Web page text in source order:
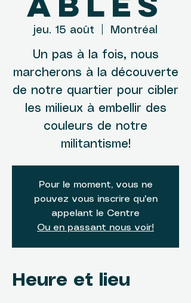
jeu. 15 août Montréal
Un pas à la fois, nous
marcherons à la découverte
de notre quartier pour cibler
les milieux à embellir des
couleurs de notre
militantisme!
Pour le moment, vous ne
pouvez vous inscrire qu'en
appelant le Centre
Ou en passant nous voir!
Heure et lieu